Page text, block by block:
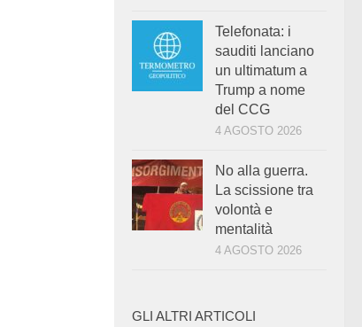
Telefonata: i
sauditi lanciano
un ultimatum a
Trump a nome
del CCG
4 AGOSTO 2026
No alla guerra.
La scissione tra
volontà e
mentalità
4 AGOSTO 2026
GLI ALTRI ARTICOLI